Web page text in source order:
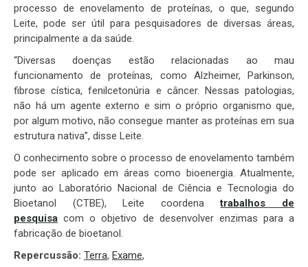
processo de enovelamento de proteínas, o que, segundo
Leite, pode ser útil para pesquisadores de diversas áreas,
principalmente a da saúde.
“Diversas doenças estão relacionadas ao mau
funcionamento de proteínas, como Alzheimer, Parkinson,
fibrose cística, fenilcetonúria e câncer. Nessas patologias,
não há um agente externo e sim o próprio organismo que,
por algum motivo, não consegue manter as proteínas em sua
estrutura nativa”, disse Leite.
O conhecimento sobre o processo de enovelamento também
pode ser aplicado em áreas como bioenergia. Atualmente,
junto ao Laboratório Nacional de Ciência e Tecnologia do
Bioetanol (CTBE), Leite coordenatrabalhos de
pesquisa com o objetivo de desenvolver enzimas para a
fabricação de bioetanol.
Repercussão: Terra, Exame,